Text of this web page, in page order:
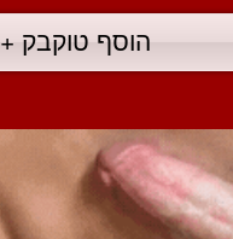
הוסף טוקבק +